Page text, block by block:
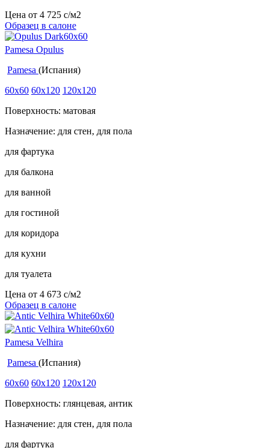
Цена от 4 725 c/м2
Образец в салоне
Pamesa Opulus
Pamesa (Испания)
60x60 60x120 120x120
Поверхность: матовая
Назначение: для стен, для пола
для фартука
для балкона
для ванной
для гостиной
для коридора
для кухни
для туалета
Цена от 4 673 c/м2
Образец в салоне
Pamesa Velhira
Pamesa (Испания)
60x60 60x120 120x120
Поверхность: глянцевая, антик
Назначение: для стен, для пола
для фартука